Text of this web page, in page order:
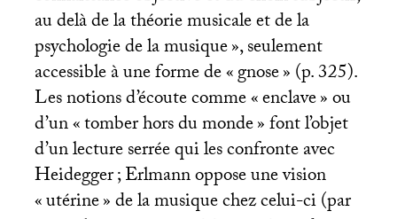
au delà de la théorie musicale et de la
psychologie de la musique», seulement
accessible à une forme de «gnose» (p. 325).
Les notions d’écoute comme «enclave» ou
d’un «tomber hors du monde» font l’objet
d’un lecture serrée qui les confronte avec
Heidegger; Erlmann oppose une vision
«utérine» de la musique chez celui-ci (par